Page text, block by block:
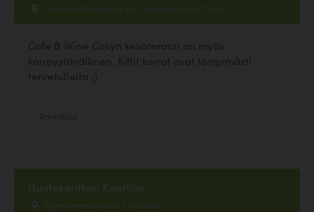
Läntinen Rantakatu 23 / Linnankatu 24, Turku
Cafe & Wine Cosyn kesäterassi on myös
koiraystävällinen. Kiltit koirat ovat lämpimästi
tervetulleita :)
Huutokonttori Kanttiini
Tyynenmenrenkatu 1, Helsinki